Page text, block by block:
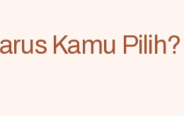
Kamu Pilih?